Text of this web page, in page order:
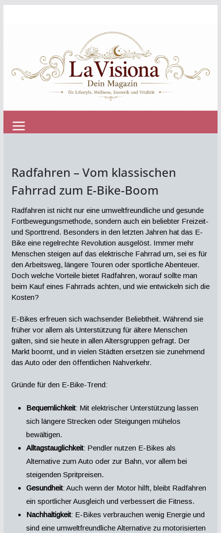
Radfahren – Vom klassischen
Fahrrad zum E-Bike-Boom
Radfahren ist nicht nur eine umweltfreundliche und gesunde
Fortbewegungsmethode, sondern auch ein beliebter Freizeit-
und Sporttrend. Besonders in den letzten Jahren hat das E-
Bike eine regelrechte Revolution ausgelöst. Immer mehr
Menschen steigen auf das elektrische Fahrrad um, sei es für
den Arbeitsweg, längere Touren oder sportliche Abenteuer.
Doch welche Vorteile bietet Radfahren, worauf sollte man
beim Kauf eines Fahrrads achten, und wie entwickeln sich die
Kosten?
E-Bikes erfreuen sich wachsender Beliebtheit. Während sie
früher vor allem als Unterstützung für ältere Menschen
galten, sind sie heute in allen Altersgruppen gefragt. Der
Markt boomt, und in vielen Städten ersetzen sie zunehmend
das Auto oder den öffentlichen Nahverkehr.
Gründe für den E-Bike-Trend:
Bequemlichkeit: Mit elektrischer Unterstützung lassen
sich längere Strecken oder Steigungen mühelos
bewältigen.
Alltagstauglichkeit: Pendler nutzen E-Bikes als
Alternative zum Auto oder zur Bahn, vor allem bei
steigenden Spritpreisen.
Gesundheit: Auch wenn der Motor hilft, bleibt Radfahren
ein sportlicher Ausgleich und verbessert die Fitness.
Nachhaltigkeit: E-Bikes verbrauchen wenig Energie und
sind eine umweltfreundliche Alternative zu motorisierten